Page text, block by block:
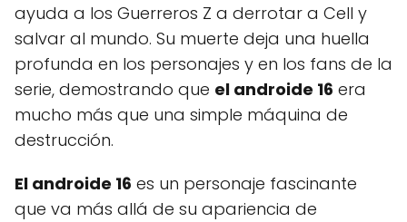
ayuda a los Guerreros Z a derrotar a Cell y
salvar al mundo. Su muerte deja una huella
profunda en los personajes y en los fans de la
serie, demostrando que el androide 16 era
mucho más que una simple máquina de
destrucción.
El androide 16 es un personaje fascinante
que va más allá de su apariencia de